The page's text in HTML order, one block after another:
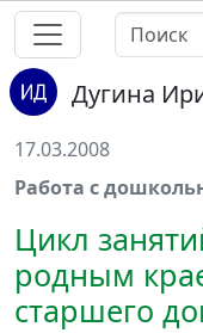
Дугина
17.03.2008
Работа с
Цикл
родным
старшего